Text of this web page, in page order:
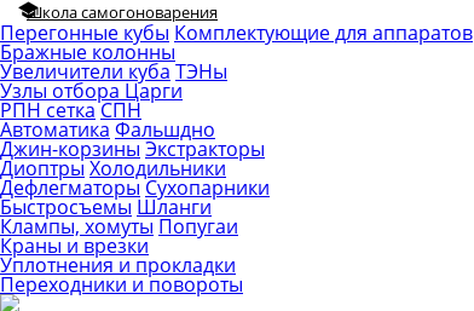
Школа самогоноварения
Перегонные кубы Комплектующие для аппаратов
Бражные колонны
Увеличители куба ТЭНы
Узлы отбора Царги
РПН сетка СПН
Автоматика Фальшдно
Джин-корзины Экстракторы
Диоптры Холодильники
Дефлегматоры Сухопарники
Быстросъемы Шланги
Клампы, хомуты Попугаи
Краны и врезки
Уплотнения и прокладки
Переходники и повороты